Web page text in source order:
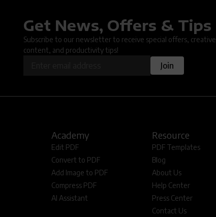
Get News, Offers & Tips
Subscribe to our newsletter to receive special offers, creative
content, and productivity tips!
Join
the form. Please try again later.
Academy
Edit PDF
Convert to PDF
Add Image to PDF
Compress PDF
AI Assistant
Resource
PDF Templates
Blog
About Us
Help Center
Press Center
Contact Us